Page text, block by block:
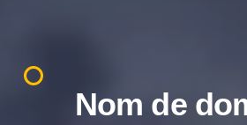
Nom de